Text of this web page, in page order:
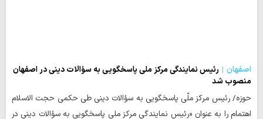
اصفهان
رئیس نمایندگی مرکز ملی پاسخگویی به سؤالات دینی در اصفهان
منصوب شد
حوزه/ رئیس مرکز ملّی پاسخگویی به سؤالات دینی طی حکمی حجت الاسلام
اهتمام را به عنوان «رئیس نمایندگی مرکز ملی پاسخگویی به سؤالات دینی در